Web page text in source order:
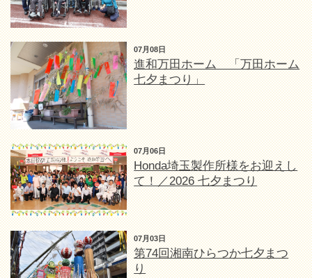
07月08日
進和万田ホーム 「万田ホーム
七夕まつり」
07月06日
Honda埼玉製作所様をお迎えし
て！／2026 七夕まつり
07月03日
第74回湘南ひらつか七夕まつ
り